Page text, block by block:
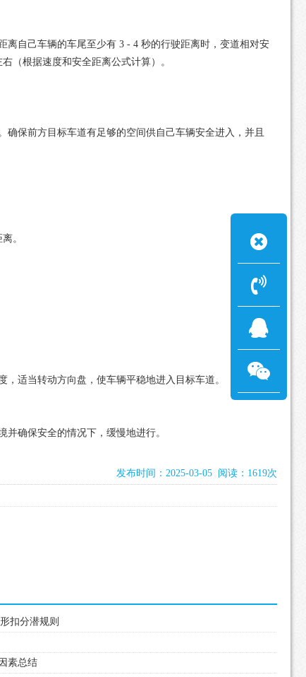
自己车辆的车尾至少有 3 - 4 秒的行驶距离时，变道相对安
（根据速度和安全距离公式计算）。
保前方目标车道有足够的空间供自己车辆安全进入，并且
。
适当转动方向盘，使车辆平稳地进入目标车道。
确保安全的情况下，缓慢地进行。
发布时间：2025-03-05 阅读：1619次
扣分潜规则
素总结